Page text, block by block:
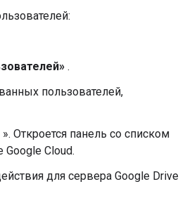
.
пользователей,
». Откроется панель со списком
Cloud.
для сервера Google Drive